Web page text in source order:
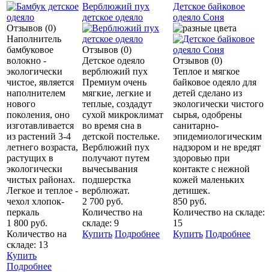
Отзывов (0)
Наполнитель
бамбуковое
волокно -
экологически
чистое, является
наполнителем
нового
поколения, оно
изготавливается
из растений 3-4
летнего возраста,
растущих в
экологически
чистых районах.
Легкое и теплое -
чехол хлопок-
перкаль
1 800 руб.
Количество на
складе: 13
Купить
Подробнее
Верблюжий пух
детское одеяло
Отзывов (0)
Детское одеяло
верблюжий пух
Премиум очень
мягкие, легкие и
теплые, создадут
сухой микроклимат
во время сна в
детской постельке.
Верблюжий пух
получают путем
вычесывания
подшерстка
верблюжат.
2 700 руб.
Количество на
складе: 9
Купить Подробнее
Детское байковое
одеяло Соня
Отзывов (0)
Теплое и мягкое
байковое одеяло для
детей сделано из
экологически чистого
сырья, одобрены
санитарно-
эпидемиологическим
надзором и не вредят
здоровью при
контакте с нежной
кожей маленьких
детишек.
850 руб.
Количество на складе:
15
Купить Подробнее